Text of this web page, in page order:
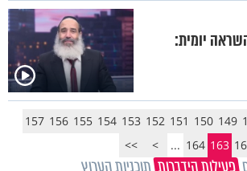
יומית:
149
150
151
152
153
154
155
156
157
163
164
...
>
>>